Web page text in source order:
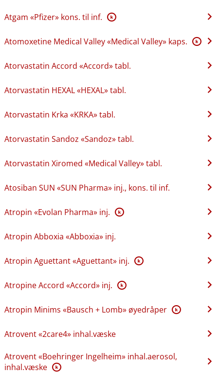
Atgam «Pfizer» kons. til inf. K
Atomoxetine Medical Valley «Medical Valley» kaps. K
Atorvastatin Accord «Accord» tabl.
Atorvastatin HEXAL «HEXAL» tabl.
Atorvastatin Krka «KRKA» tabl.
Atorvastatin Sandoz «Sandoz» tabl.
Atorvastatin Xiromed «Medical Valley» tabl.
Atosiban SUN «SUN Pharma» inj., kons. til inf.
Atropin «Evolan Pharma» inj. K
Atropin Abboxia «Abboxia» inj.
Atropin Aguettant «Aguettant» inj. K
Atropine Accord «Accord» inj. K
Atropin Minims «Bausch + Lomb» øyedråper K
Atrovent «2care4» inhal.væske
Atrovent «Boehringer Ingelheim» inhal.aerosol,
inhal.væske K